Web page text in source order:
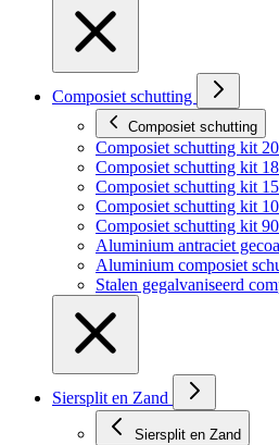
Composiet schutting
Composiet schutting
Composiet schutting kit
Composiet schutting kit
Composiet schutting kit
Composiet schutting kit
Composiet schutting kit
Aluminium antraciet
Aluminium composiet
Stalen gegalvaniseerd
Siersplit en Zand
Siersplit en Zand